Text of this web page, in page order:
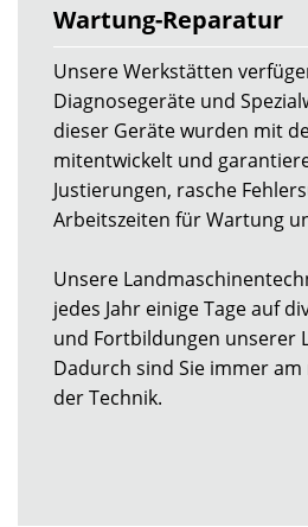
Wartung-Reparatur
Unsere Werkstätten
Diagnosegeräte und
dieser Geräte wurden mit
mitentwickelt und
Justierungen, rasche
Arbeitszeiten für Wartung
Unsere
jedes Jahr einige Tage auf
und Fortbildungen unserer
Dadurch sind Sie immer
der Technik.